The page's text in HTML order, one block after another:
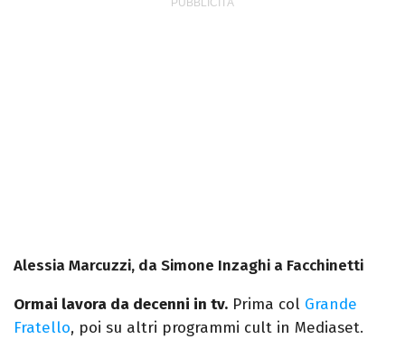
Alessia Marcuzzi, da Simone Inzaghi a Facchinetti
Ormai lavora da decenni in tv. Prima col Grande
Fratello, poi su altri programmi cult in Mediaset.